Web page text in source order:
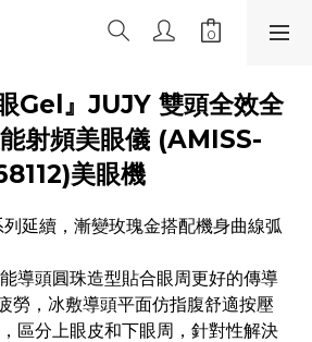
Gel』JUJY 雙頭全效全
射頻美眼儀 (AMISS-
美眼機
延續，漸變玫瑰金搭配機身曲線弧
導頭圓珠造型貼合眼周更好的傳導
勞，冰敷導頭平面仿指腹舒適按壓
區分上眼皮和下眼周，針對性解決